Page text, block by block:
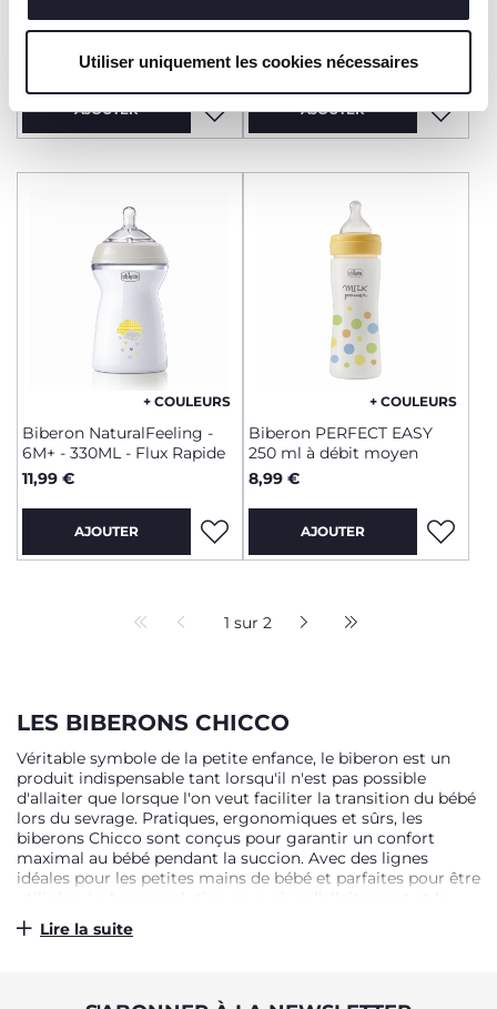
Utiliser uniquement les cookies nécessaires
0M+ - 150ML - Flux Lent
AJOUTER
2M+ - 250ML - Flux Moyen
10,99 €
AJOUTER
+ COULEURS
Biberon NaturalFeeling -
6M+ - 330ML - Flux Rapide
11,99 €
AJOUTER
+ COULEURS
Biberon PERFECT EASY
250 ml à débit moyen
8,99 €
AJOUTER
1 sur 2
LES BIBERONS CHICCO
Véritable symbole de la petite enfance, le biberon est un
produit indispensable tant lorsqu'il n'est pas possible
d'allaiter que lorsque l'on veut faciliter la transition du bébé
lors du sevrage. Pratiques, ergonomiques et sûrs, les
biberons Chicco sont conçus pour garantir un confort
maximal au bébé pendant la succion. Avec des lignes
idéales pour les petites mains de bébé et parfaites pour être
sevrage avec l'aide d'un produit conçu spécialement pour
bébé.Lire la suite